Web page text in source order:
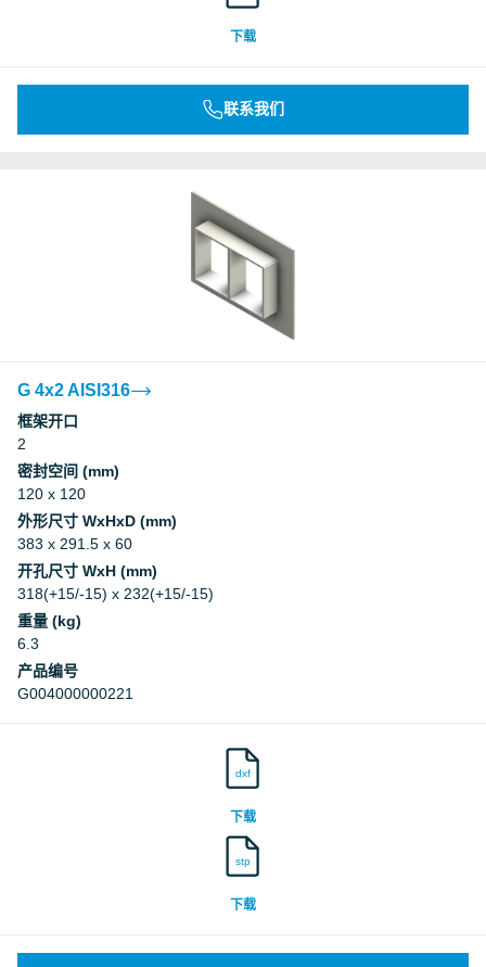
下载
联系我们
G 4x2 AISI316
框架开口
2
密封空间 (mm)
120 x 120
外形尺寸 WxHxD (mm)
383 x 291.5 x 60
开孔尺寸 WxH (mm)
318(+15/-15) x 232(+15/-15)
重量 (kg)
6.3
产品编号
G004000000221
dxf
下载
stp
下载